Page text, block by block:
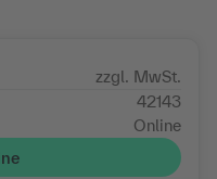
zzgl. MwSt.
42143
Online